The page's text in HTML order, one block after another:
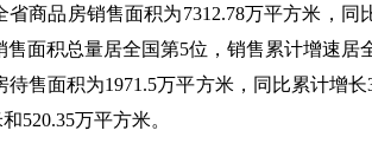
品房销售面积为7312.78万平方米，同
售面积总量居全国第5位，销售累计增速居
面积为1971.5万平方米，同比累计增长
520.35万平方米。